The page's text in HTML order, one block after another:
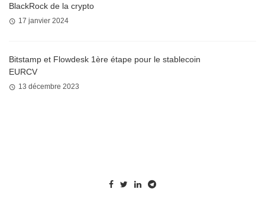
BlackRock de la crypto
17 janvier 2024
Bitstamp et Flowdesk 1ère étape pour le stablecoin
EURCV
13 décembre 2023